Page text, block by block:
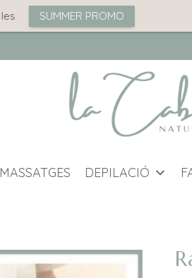
MASSATGES DEPILACIÓ
SUMMER PROMO